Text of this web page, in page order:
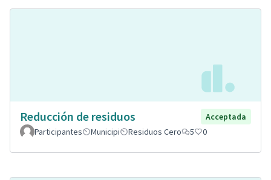
Reducción de residuos
Acceptada
Participantes
Municipi Residuos Cero 5 0